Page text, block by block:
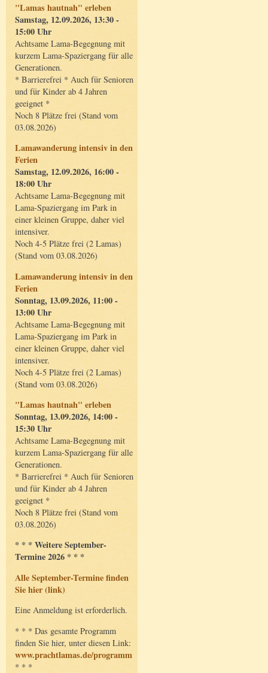
"Lamas hautnah" erleben
Samstag, 12.09.2026, 13:30 -
15:00 Uhr
Achtsame Lama-Begegnung mit
kurzem Lama-Spaziergang für alle
Generationen.
* Barrierefrei * Auch für Senioren
und für Kinder ab 4 Jahren
geeignet *
Noch 8 Plätze frei (Stand vom
03.08.2026)
Lamawanderung intensiv in den
Ferien
Samstag, 12.09.2026, 16:00 -
18:00 Uhr
Achtsame Lama-Begegnung mit
Lama-Spaziergang im Park in
einer kleinen Gruppe, daher viel
intensiver.
Noch 4-5 Plätze frei (2 Lamas)
(Stand vom 03.08.2026)
Lamawanderung intensiv in den
Ferien
Sonntag, 13.09.2026, 11:00 -
13:00 Uhr
Achtsame Lama-Begegnung mit
Lama-Spaziergang im Park in
einer kleinen Gruppe, daher viel
intensiver.
Noch 4-5 Plätze frei (2 Lamas)
(Stand vom 03.08.2026)
"Lamas hautnah" erleben
Sonntag, 13.09.2026, 14:00 -
15:30 Uhr
Achtsame Lama-Begegnung mit
kurzem Lama-Spaziergang für alle
Generationen.
* Barrierefrei * Auch für Senioren
und für Kinder ab 4 Jahren
geeignet *
Noch 8 Plätze frei (Stand vom
03.08.2026)
* * * Weitere September-
Termine 2026 * * *
Alle September-Termine finden
Sie hier (link)
Eine Anmeldung ist erforderlich.
* * * Das gesamte Programm
finden Sie hier, unter diesen Link:
www.prachtlamas.de/programm
* * *